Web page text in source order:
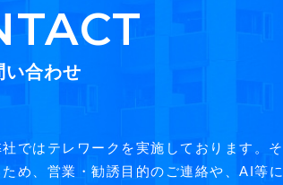
い合わせ
ではテレワークを実施しております。
め、営業・勧誘目的のご連絡や、AI等